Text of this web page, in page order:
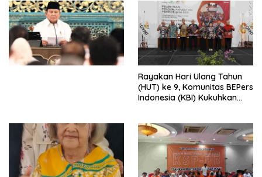
Penjajahan (Pergolakan
Ekonomi Politik Indonesia) &
Simposium Nasional “Urgensi
Undang-Undang
Perekonomian Nasional dan
Kesejahteraan Sosial dalam
Rayakan Hari Ulang Tahun
(HUT) ke 9, Komunitas BEPers
Indonesia (KBI) Kukuhkan
Tema: “Penguatan dan
Pengembangan Organisasi
KBI yang Berbasis Riset di
seluruh Indonesia dan
Mancanegara”.